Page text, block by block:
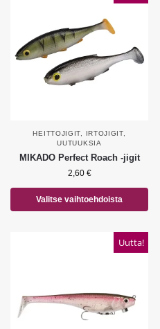
HEITTOJIGIT IRTOJIGIT,
UUTUUKSIA
MIKADO Perfect Roach -jigit
2,60 €
Valitse vaihtoehdoista
Uutta!